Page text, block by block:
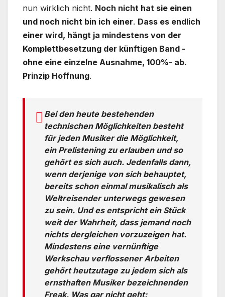
nun wirklich nicht. Noch nicht hat sie einen
und noch nicht bin ich einer. Dass es endlich
einer wird, hängt ja mindestens von der
Komplettbesetzung der künftigen Band -
ohne eine einzelne Ausnahme, 100%- ab.
Prinzip Hoffnung.
Bei den heute bestehenden
technischen Möglichkeiten besteht
für jeden Musiker die Möglichkeit,
ein Prelistening zu erlauben und so
gehört es sich auch. Jedenfalls dann,
wenn derjenige von sich behauptet,
bereits schon einmal musikalisch als
Weltreisender unterwegs gewesen
zu sein. Und es entspricht ein Stück
weit der Wahrheit, dass jemand noch
nichts dergleichen vorzuzeigen hat.
Mindestens eine vernünftige
Werkschau verflossener Arbeiten
gehört heutzutage zu jedem sich als
ernsthaften Musiker bezeichnenden
Freak. Was gar nicht geht: